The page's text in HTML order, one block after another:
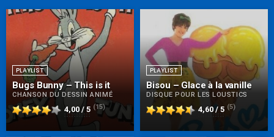
PLAYLIST
Bugs Bunny – This is it
CHANSON DU DESSIN ANIMÉ
4,00 / 5 (15)
PLAYLIST
Bisou – Glace à la vanille
DISQUE POUR LES LOUSTICS
4,60 / 5 (5)